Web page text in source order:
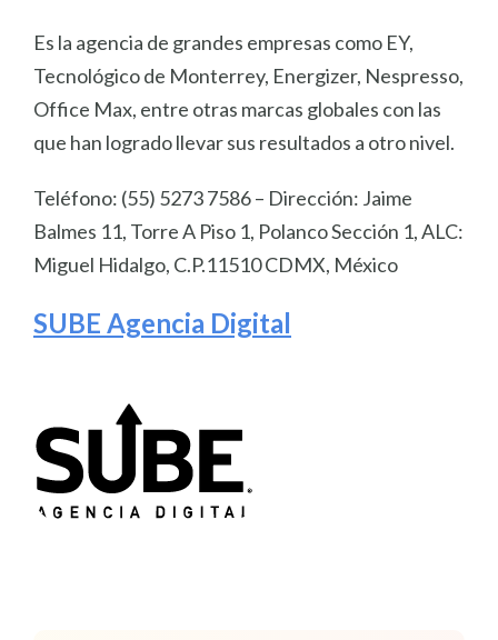
Es la agencia de grandes empresas como EY,
Tecnológico de Monterrey, Energizer, Nespresso,
Office Max, entre otras marcas globales con las
que han logrado llevar sus resultados a otro nivel.
Teléfono: (55) 5273 7586 – Dirección: Jaime
Balmes 11, Torre A Piso 1, Polanco Sección 1, ALC:
Miguel Hidalgo, C.P.11510 CDMX, México
SUBE Agencia Digital